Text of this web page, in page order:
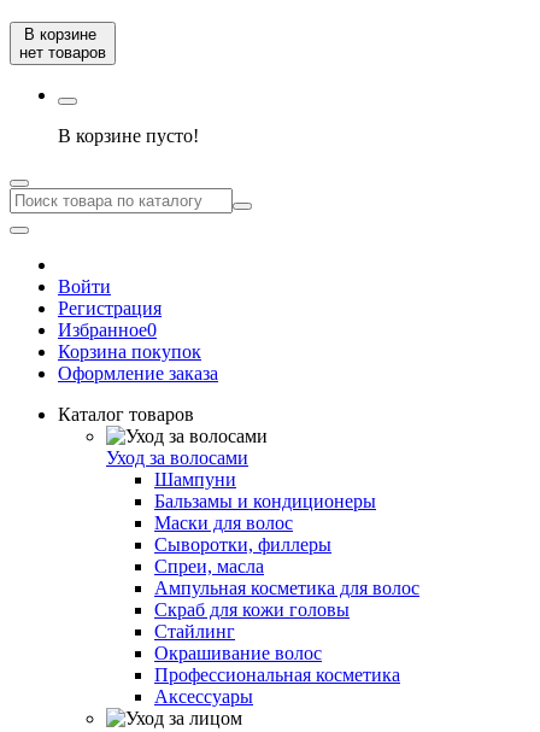
В корзине
нет товаров
В корзине пусто!
Войти
Регистрация
Избранное0
Корзина покупок
Оформление заказа
Каталог товаров
Уход за волосами
Шампуни
Бальзамы и кондиционеры
Маски для волос
Сыворотки, филлеры
Спреи, масла
Ампульная косметика для волос
Скраб для кожи головы
Стайлинг
Окрашивание волос
Профессиональная косметика
Аксессуары